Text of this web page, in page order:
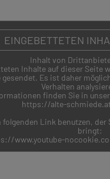
EINGEBETTETEN
Inhalt von
Inhalte auf dieser Seite
Es ist daher
Verhalten
finden Sie in
https://alte-
Link benutzen,
bringt:
www.youtube-